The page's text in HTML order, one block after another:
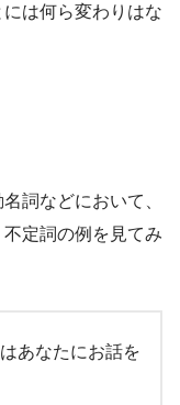
は何ら変わりはな
詞などにおいて、
定詞の例を見てみ
あなたにお話を